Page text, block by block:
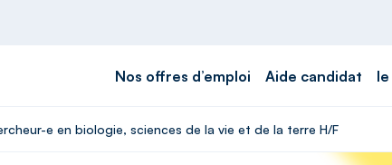
Nos offres d’emploi Aide candidat
e en biologie, sciences de la vie et de la terre H/F